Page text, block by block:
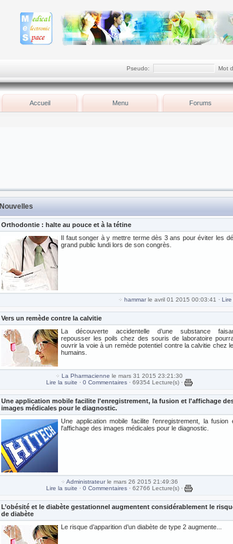
Pseudo: Mot
Accueil Menu Forums
Nouvelles
Orthodontie : halte au pouce et à la tétine
Il faut songer à y mettre terme dès 3 ans pour éviter les
grand public lundi lors de son congrès.
hammarle avril 01 2015 00:03:41 · Lire
Vers un remède contre la calvitie
La découverte accidentelle d’une substance
repousser les poils chez des souris de laboratoire
ouvrir la voie à un remède potentiel contre la calvitie chez
humains.
La Pharmacienne le mars 31 2015 23:21:30
Lire la suite · 0 Commentaires· 69354 Lecture(s) ·
Une application mobile facilite l'enregistrement, la fusion et l'affichage
images médicales pour le diagnostic.
Une application mobile facilite l'enregistrement, la fusion
l'affichage des images médicales pour le diagnostic.
Administrateurle mars 26 2015 21:49:36
Lire la suite · 0 Commentaires· 62766 Lecture(s) ·
L’obésité et le diabète gestationnel augmentent considérablement le
de diabète
Le risque d’apparition d’un diabète de type 2 augmente...